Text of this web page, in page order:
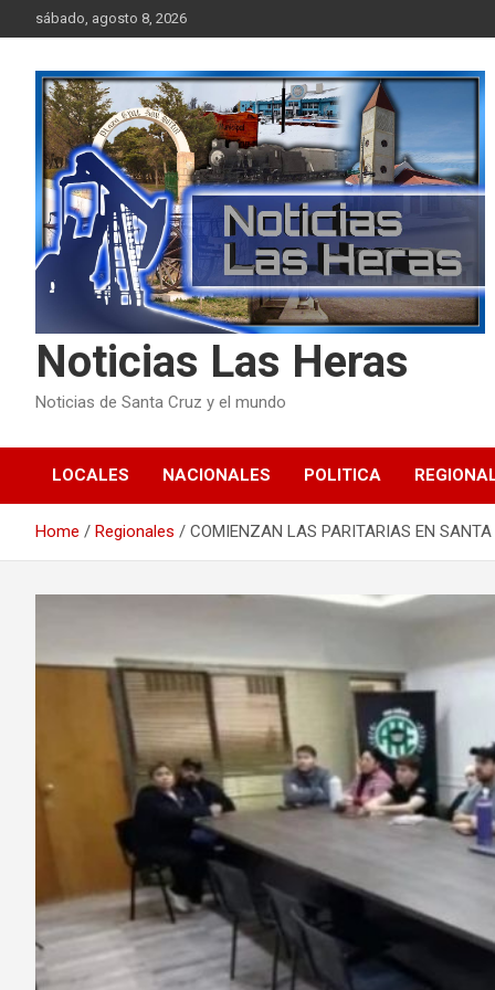
to
sábado, agosto 8, 2026
Noticias Las Heras
Noticias de Santa Cruz y el mundo
LOCALES NACIONALES POLITICA
Home Regionales COMIENZAN LAS PARITARIAS EN